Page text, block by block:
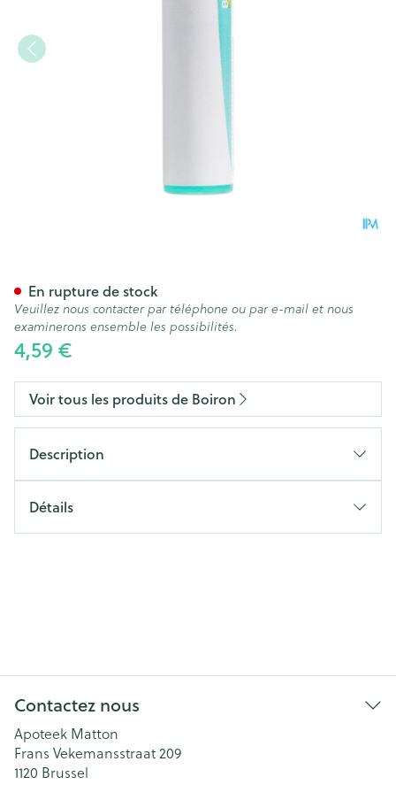
4,59 €
En rupture de stock
Veuillez nous contacter par téléphone ou par e-mail et nous
examinerons ensemble les possibilités.
Voir tous les produits de Boiron
Description
Détails
Contactez nous
Apoteek Matton
Frans Vekemansstraat 209
1120 Brussel